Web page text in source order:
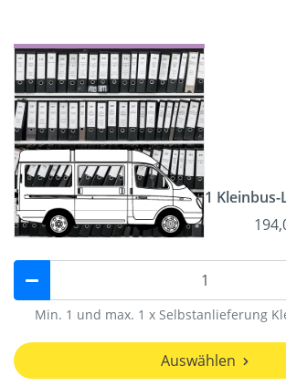
1
Min. 1 und max. 1 x Selbstanlieferung
Auswählen